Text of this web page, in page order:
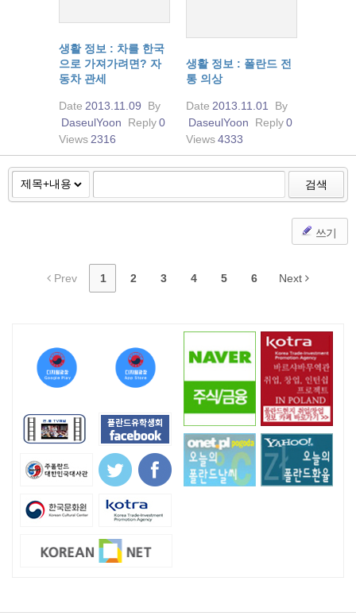
생활 정보 : 차를 한국
으로 가져가려면? 자
동차 관세
Date 2013.11.09
By
DaseulYoon
Reply0
Views 2316
생활 정보 : 폴란드 전
통 의상
Date 2013.11.01
By
DaseulYoon
Reply0
Views4333
검색
쓰기
Prev 1 2 3 4 5 6 Next